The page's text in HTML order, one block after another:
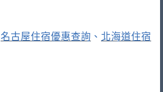
名古屋住宿優惠查詢 、 北海道住宿